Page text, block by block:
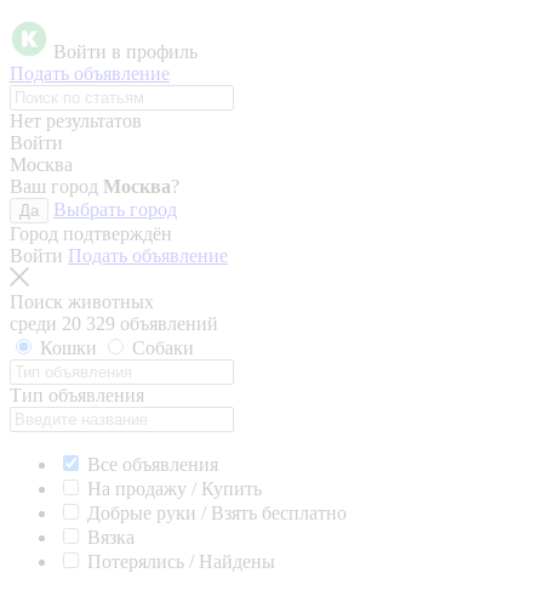
Войти в профиль
Подать объявление
Нет результатов
Войти
Москва
Ваш город Москва?
Да
Выбрать город
Город подтверждён
Войти Подать объявление
Поиск животных
среди 20 329 объявлений
Кошки
Собаки
Тип объявления
Все объявления
На продажу / Купить
Добрые руки / Взять бесплатно
Вязка
Потерялись / Найдены